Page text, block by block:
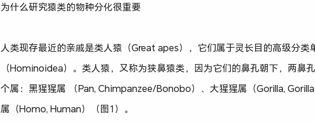
为什么研究猿类的物种分化很重要
人类现存最近的亲戚是类人猿（Great apes），它们属于灵长目的高级分
（Hominoidea）。类人猿，又称为狭鼻猿类，因为它们的鼻孔朝下，两鼻
个属：黑猩猩属 （Pan, Chimpanzee/Bonobo）、大猩猩属（Gorilla,
属（Homo, Human）（图1）。